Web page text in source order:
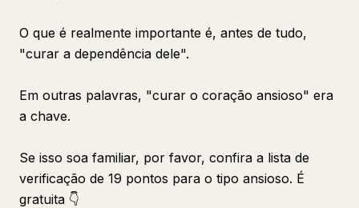
O que é realmente importante é, antes de tudo,
"curar a dependência dele".
Em outras palavras, "curar o coração ansioso" era
a chave.
Se isso soa familiar, por favor, confira a lista de
verificação de 19 pontos para o tipo ansioso. É
gratuita 👇